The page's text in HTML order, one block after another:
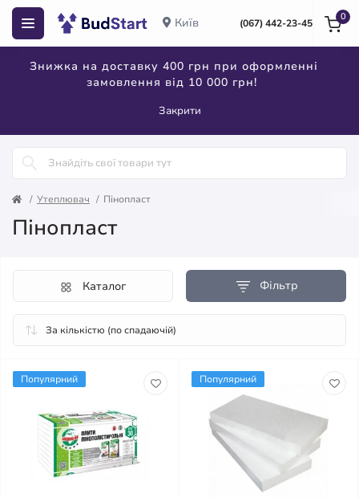
Київ (067) 442-23-45
Знижка на доставку 400 грн при оформленні
замовлення від 10 000 грн!
Закрити
0
Утеплювач Пінопласт
Пінопласт
Фільтр
Каталог
Популярний Популярний